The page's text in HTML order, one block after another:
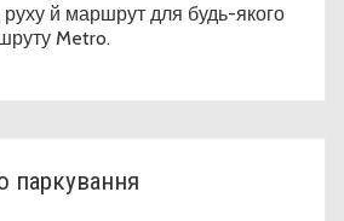
руху й маршрут для будь-якого
Metro.
паркування